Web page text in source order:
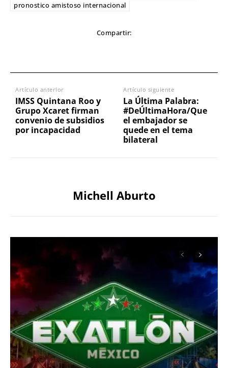
pronostico amistoso internacional
Compartir:
Artículo anterior
IMSS Quintana Roo y
Grupo Xcaret firman
convenio de subsidios
por incapacidad
Artículo siguiente
La Última Palabra:
#DeÚltimaHora/Que
el embajador se
quede en el tema
bilateral
Michell Aburto